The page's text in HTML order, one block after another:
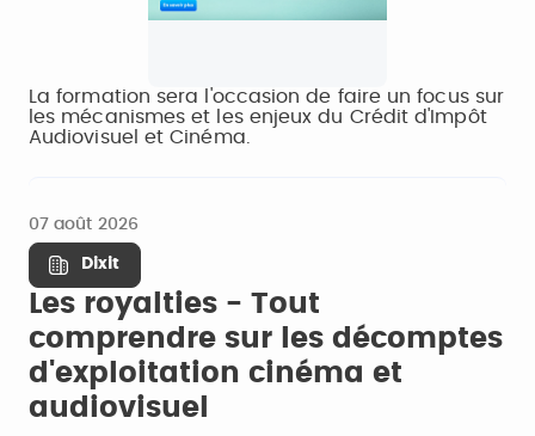
La formation sera l'occasion de faire un focus sur
les mécanismes et les enjeux du Crédit d'Impôt
Audiovisuel et Cinéma.
07 août 2026
Dixit
Les royalties - Tout
comprendre sur les décomptes
d'exploitation cinéma et
audiovisuel